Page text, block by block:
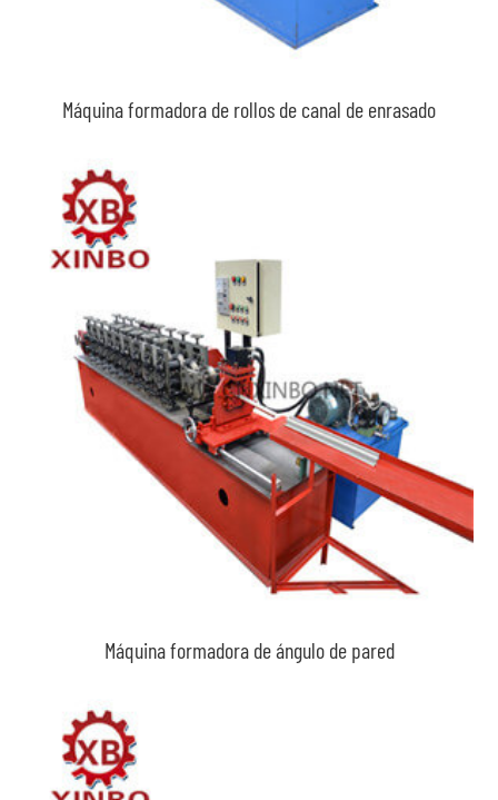
Máquina formadora de rollos de canal de enrasado
Máquina formadora de ángulo de pared